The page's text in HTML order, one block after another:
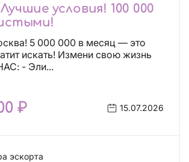
условия! 100 000
5 000 000 в месяц — это
искать! Измени свою жизнь
сегодня! О НАС: - Эли...
₽ 15.07.2026
эскорта